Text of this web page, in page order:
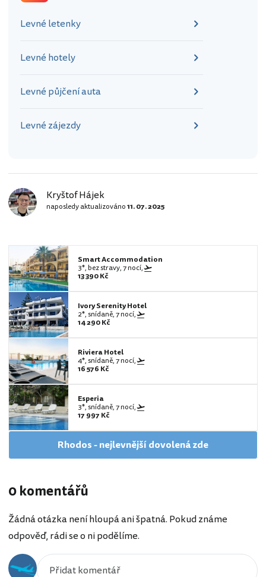
Levné letenky
Levné hotely
Levné půjčení auta
Levné zájezdy
Kryštof Hájek
naposledy aktualizováno11. 07. 2025
Smart Accommodation
3*, bez stravy, 7 nocí,
13 390 Kč
Ivory Serenity Hotel
2*, snídaně, 7 nocí,
14 290 Kč
Riviera Hotel
4*, snídaně, 7 nocí,
16 576 Kč
Esperia
3*, snídaně, 7 nocí,
17 997 Kč
Rhodos - nejlevnější dovolená zde
0 komentářů
Žádná otázka není hloupá ani špatná. Pokud známe
odpověď, rádi se o ni podělíme.